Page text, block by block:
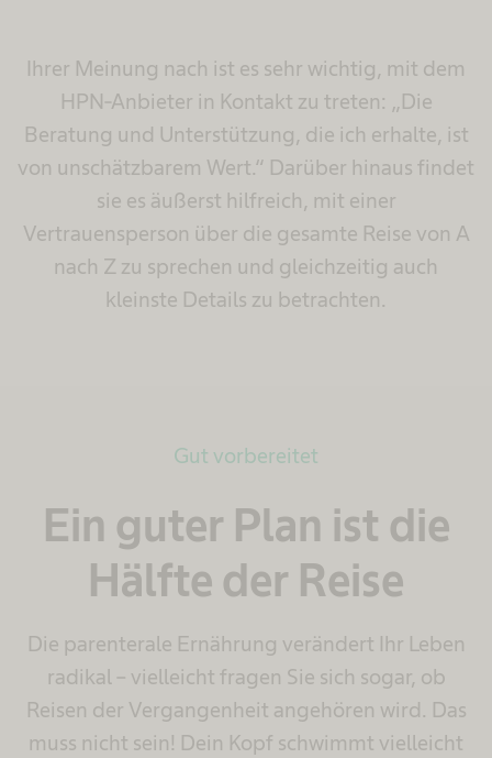
Ihrer Meinung nach ist es sehr wichtig, mit dem
HPN-Anbieter in Kontakt zu treten: „Die
Beratung und Unterstützung, die ich erhalte, ist
von unschätzbarem Wert.“ Darüber hinaus findet
sie es äußerst hilfreich, mit einer
Vertrauensperson über die gesamte Reise von A
nach Z zu sprechen und gleichzeitig auch
kleinste Details zu betrachten.
Gut vorbereitet
Ein guter Plan ist die
Hälfte der Reise
Die parenterale Ernährung verändert Ihr Leben
radikal – vielleicht fragen Sie sich sogar, ob
Reisen der Vergangenheit angehören wird. Das
muss nicht sein! Dein Kopf schwimmt vielleicht